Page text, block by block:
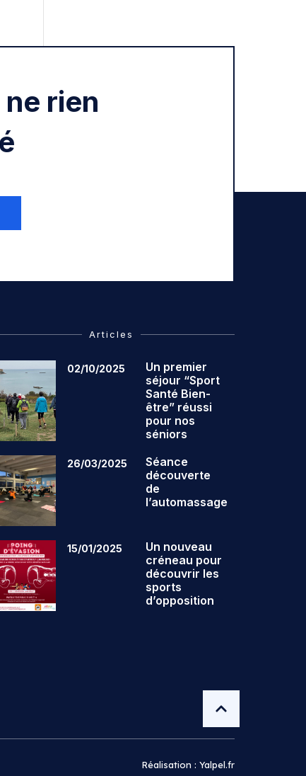
rien
Articles
02/10/2025
Un premier
séjour “Sport
Santé Bien-
être” réussi
pour nos
séniors
26/03/2025
Séance
découverte
de
l’automassage
15/01/2025
Un nouveau
créneau pour
découvrir les
sports
d’opposition
Réalisation : Yalpel.fr